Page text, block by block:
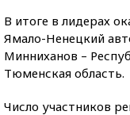
В итоге в лидерах
Ямало-Ненецкий
Минниханов –
Тюменская область.
Число участников